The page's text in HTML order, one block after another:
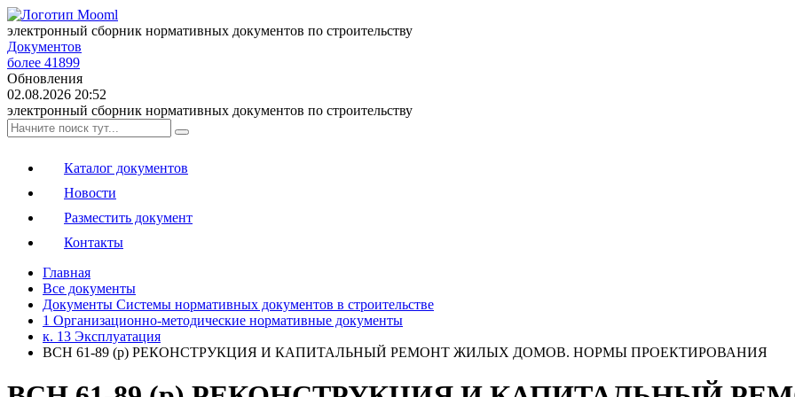
электронный сборник нормативных документов по строительству
Документов
более 41899
Обновления
02.08.2026 20:52
электронный сборник нормативных документов по строительству
Каталог документов
Новости
Разместить документ
Контакты
Главная
Все документы
Документы Системы нормативных документов в строительстве
1 Организационно-методические нормативные документы
к. 13 Эксплуатация
ВСН 61-89 (р) РЕКОНСТРУКЦИЯ И КАПИТАЛЬНЫЙ РЕМОНТ ЖИЛЫХ ДОМОВ. НОРМЫ ПРОЕКТИРОВАНИЯ